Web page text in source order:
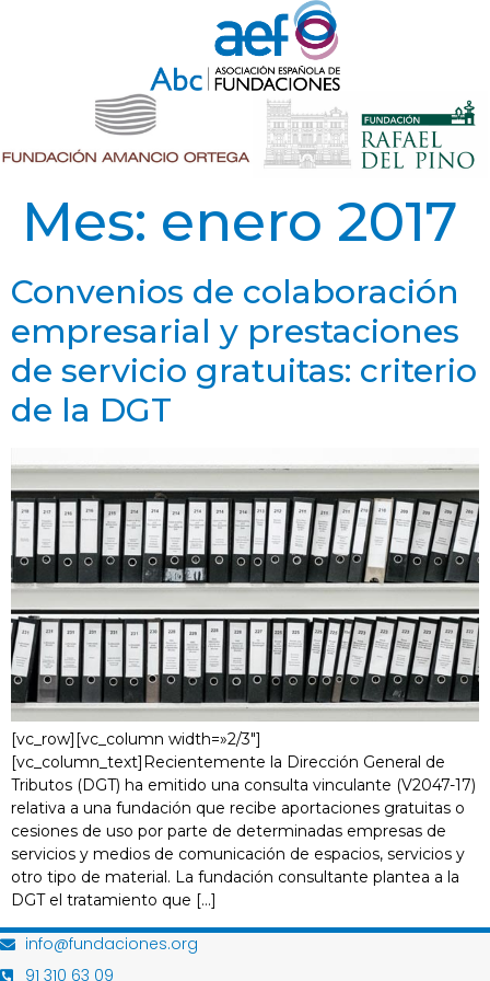
Mes: enero 2017
Convenios de colaboración
empresarial y prestaciones
de servicio gratuitas: criterio
de la DGT
[vc_row][vc_column width=»2/3″]
[vc_column_text]Recientemente la Dirección General de
Tributos (DGT) ha emitido una consulta vinculante (V2047-17)
relativa a una fundación que recibe aportaciones gratuitas o
cesiones de uso por parte de determinadas empresas de
servicios y medios de comunicación de espacios, servicios y
otro tipo de material. La fundación consultante plantea a la
DGT el tratamiento que […]
info@fundaciones.org
91 310 63 09